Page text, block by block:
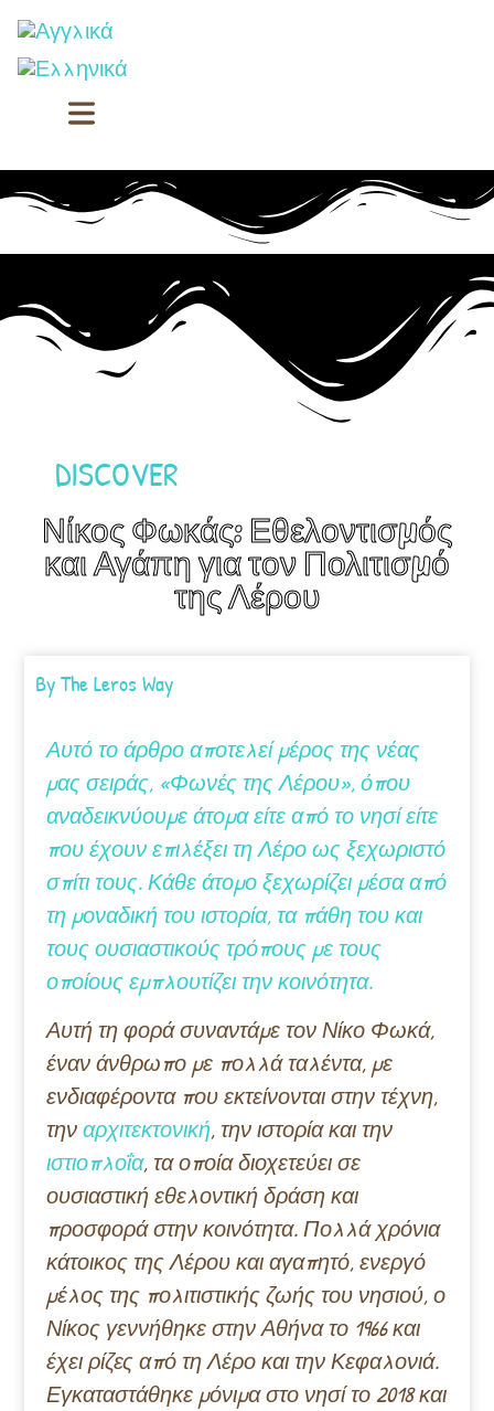
DISCOVER
Νίκος Φωκάς: Εθελοντισμός
και Αγάπη για τον Πολιτισμό
της Λέρου
ByThe Leros Way
Αυτό το άρθρο αποτελεί μέρος της νέας
μας σειράς, «Φωνές της Λέρου», όπου
αναδεικνύουμε άτομα είτε από το νησί είτε
που έχουν επιλέξει τη Λέρο ως ξεχωριστό
σπίτι τους. Κάθε άτομο ξεχωρίζει μέσα από
τη μοναδική του ιστορία, τα πάθη του και
τους ουσιαστικούς τρόπους με τους
οποίους εμπλουτίζει την κοινότητα.
Αυτή τη φορά συναντάμε τον Νίκο Φωκά,
έναν άνθρωπο με πολλά ταλέντα, με
ενδιαφέροντα που εκτείνονται στην τέχνη,
τηναρχιτεκτονική, την ιστορία και την
ιστιοπλοΐα, τα οποία διοχετεύει σε
ουσιαστική εθελοντική δράση και
προσφορά στην κοινότητα. Πολλά χρόνια
κάτοικος της Λέρου και αγαπητό, ενεργό
μέλος της πολιτιστικής ζωής του νησιού, ο
Νίκος γεννήθηκε στην Αθήνα το 1966 και
έχει ρίζες από τη Λέρο και την Κεφαλονιά.
Εγκαταστάθηκε μόνιμα στο νησί το 2018 και